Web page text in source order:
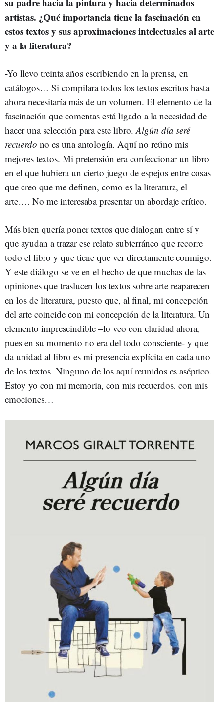
su padre hacia la pintura y hacia determinados
artistas. ¿Qué importancia tiene la fascinación en
estos textos y sus aproximaciones intelectuales al arte
y a la literatura?
-Yo llevo treinta años escribiendo en la prensa, en
catálogos… Si compilara todos los textos escritos hasta
ahora necesitaría más de un volumen. El elemento de la
fascinación que comentas está ligado a la necesidad de
hacer una selección para este libro.Algún día seré
recuerdo no es una antología. Aquí no reúno mis
mejores textos. Mi pretensión era confeccionar un libro
en el que hubiera un cierto juego de espejos entre cosas
que creo que me definen, como es la literatura, el
arte…. No me interesaba presentar un abordaje crítico.
Más bien quería poner textos que dialogan entre sí y
que ayudan a trazar ese relato subterráneo que recorre
todo el libro y que tiene que ver directamente conmigo.
Y este diálogo se ve en el hecho de que muchas de las
opiniones que traslucen los textos sobre arte reaparecen
en los de literatura, puesto que, al final, mi concepción
del arte coincide con mi concepción de la literatura. Un
elemento imprescindible –lo veo con claridad ahora,
pues en su momento no era del todo consciente- y que
da unidad al libro es mi presencia explícita en cada uno
de los textos. Ninguno de los aquí reunidos es aséptico.
Estoy yo con mi memoria, con mis recuerdos, con mis
emociones…